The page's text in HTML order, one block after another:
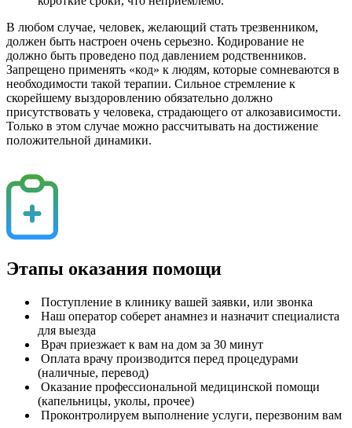
В любом случае, человек, желающий стать трезвенником,
должен быть настроен очень серьезно. Кодирование не
должно быть проведено под давлением родственников.
Запрещено применять «код» к людям, которые сомневаются в
необходимости такой терапии. Сильное стремление к
скорейшему выздоровлению обязательно должно
присутствовать у человека, страдающего от алкозависимости.
Только в этом случае можно рассчитывать на достижение
положительной динамики.
Этапы оказания помощи
Поступление в клинику вашей заявки, или звонка
Наш оператор соберет анамнез и назначит специалиста
для выезда
Врач приезжает к вам на дом за 30 минут
Оплата врачу производится перед процедурами
(наличные, перевод)
Оказание профессиональной медицинской помощи
(капельницы, уколы, прочее)
Проконтролируем выполнение услуги, перезвоним вам